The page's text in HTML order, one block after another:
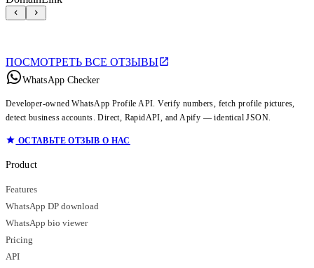
ПОСМОТРЕТЬ ВСЕ ОТЗЫВЫ
WhatsApp Checker
Developer-owned WhatsApp Profile API. Verify numbers, fetch profile pictures,
detect business accounts. Direct, RapidAPI, and Apify — identical JSON.
ОСТАВЬТЕ ОТЗЫВ О НАС
Product
Features
WhatsApp DP download
WhatsApp bio viewer
Pricing
API